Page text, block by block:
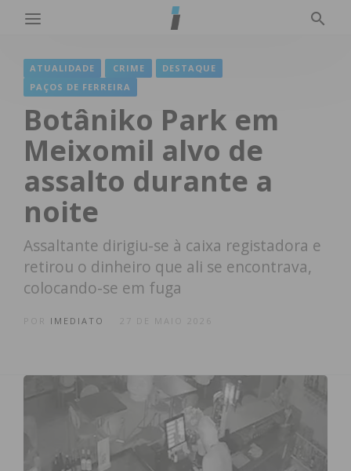
ATUALIDADE CRIME
DESTAQUE
PAÇOS DE FERREIRA
Botâniko Park em
Meixomil alvo de
assalto durante a
noite
Assaltante dirigiu-se à caixa registadora e
retirou o dinheiro que ali se encontrava,
colocando-se em fuga
IMEDIATO 27 DE MAIO 2026